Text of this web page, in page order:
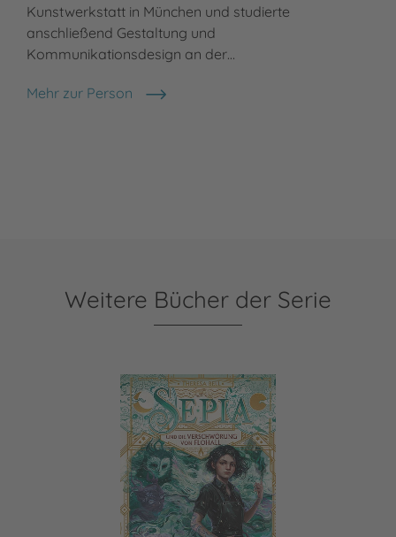
Kunstwerkstatt in München und studierte
anschließend Gestaltung und
Kommunikationsdesign an der…
Mehr zur Person
Eva Schöffmann-Davidov
Weitere Bücher der Serie